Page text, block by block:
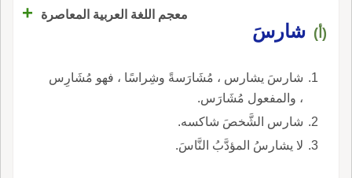
معجم اللغة العربية المعاصرة +
(أ) شارسَ
شارسَ يشارس ، مُشَارَسةً وشِراسًا ، فهو مُشَارِس
، والمفعول مُشَارَس.
شارس الشَّخصَ شاكسه.
لا يشارسُ المؤدَّبُ النَّاسَ.